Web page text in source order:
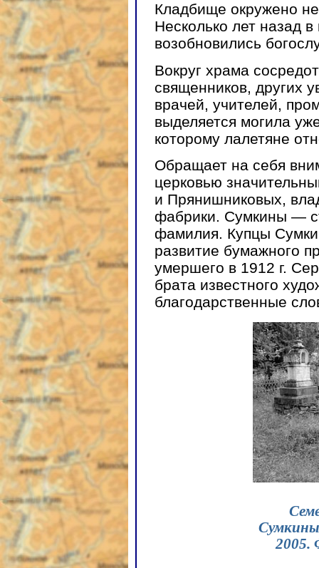
Кладбище окружено
Несколько лет назад
возобновились
Вокруг храма
священников, других
врачей, учителей,
выделяется могила
которому лалетяне
Обращает на себя
церковью
и Прянишниковых,
фабрики. Сумкины —
фамилия. Купцы
развитие бумажного
умершего в 1912 г.
брата известного
благодарственные
2005.